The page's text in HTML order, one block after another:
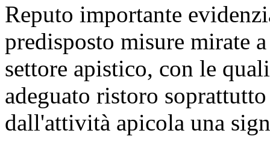
Reputo importante
predisposto misure mirate
settore apistico, con le
adeguato ristoro
dall'attività apicola una